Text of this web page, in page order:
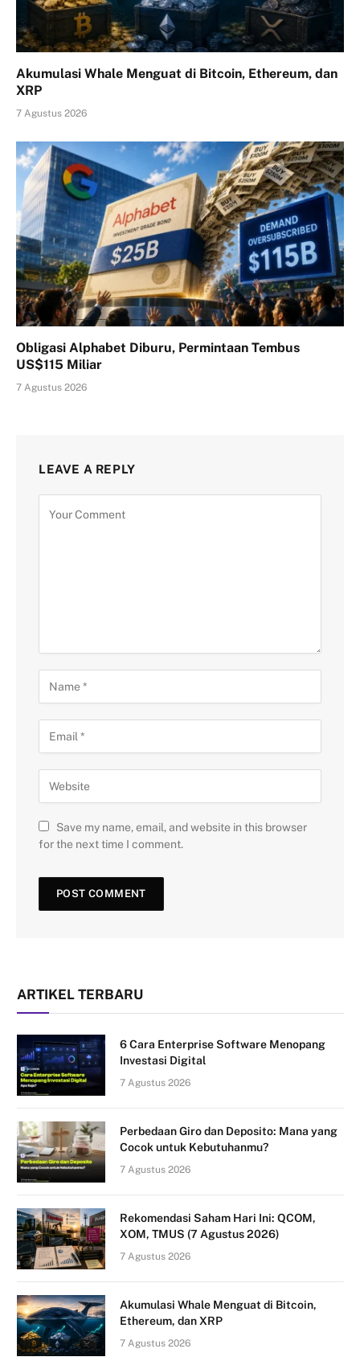
Akumulasi Whale Menguat di Bitcoin, Ethereum, dan
XRP
7 Agustus 2026
Obligasi Alphabet Diburu, Permintaan Tembus
US$115 Miliar
7 Agustus 2026
LEAVE A REPLY
Save my name, email, and website in this browser
for the next time I comment.
ARTIKEL TERBARU
6 Cara Enterprise Software Menopang
Investasi Digital
7 Agustus 2026
Perbedaan Giro dan Deposito: Mana yang
Cocok untuk Kebutuhanmu?
7 Agustus 2026
Rekomendasi Saham Hari Ini: QCOM,
XOM, TMUS (7 Agustus 2026)
7 Agustus 2026
Akumulasi Whale Menguat di Bitcoin,
Ethereum, dan XRP
7 Agustus 2026